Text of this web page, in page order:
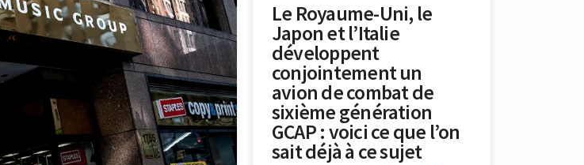
Le Royaume-Uni, le
Japon et l’Italie
développent
conjointement un
avion de combat de
sixième génération
GCAP : voici ce que l’on
sait déjà à ce sujet